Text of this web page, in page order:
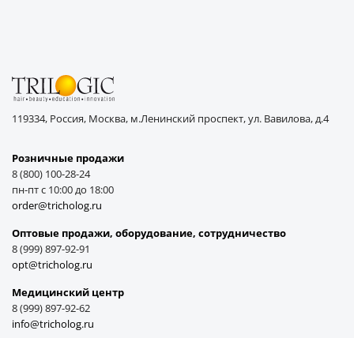
119334, Россия, Москва, м.Ленинский проспект, ул. Вавилова, д.4
Розничные продажи
8 (800) 100-28-24
пн-пт с 10:00 до 18:00
order@tricholog.ru
Оптовые продажи, оборудование, cотрудничество
8 (999) 897-92-91
opt@tricholog.ru
Медицинский центр
8 (999) 897-92-62
info@tricholog.ru